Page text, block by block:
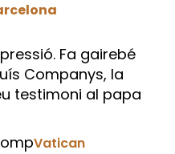
Fa gairebé
Companys, la
testimoni al papa
Vatican